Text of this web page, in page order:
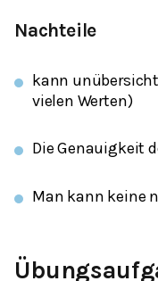
Nachteile
kann
vielen Werten)
Die Genauigkeit
Man kann keine